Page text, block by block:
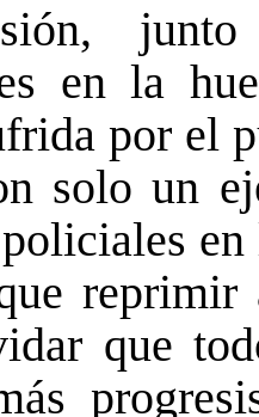
en la
por el
solo un
reprimir
que